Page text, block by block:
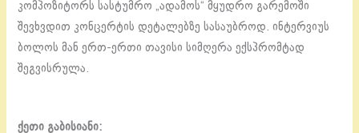
კომპოზიტორს სასტუმრო „ადამოს“ მყუდრო გარემოში
შევხვდით კონცერტის დეტალებზე სასაუბროდ. ინტერვიუს
ბოლოს მან ერთ-ერთი თავისი სიმღერა ექსპრომტად
შეგვისრულა.
ქეთი გაბისიანი: